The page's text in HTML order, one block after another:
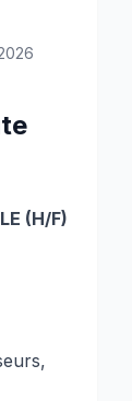
(H/F)